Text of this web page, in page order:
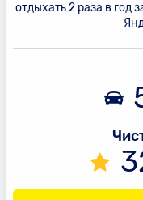
отдыхать 2 раза в год